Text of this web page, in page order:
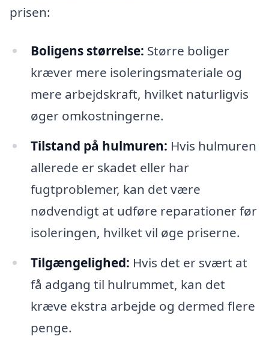
prisen:
Boligens størrelse: Større boliger
kræver mere isoleringsmateriale og
mere arbejdskraft, hvilket naturligvis
øger omkostningerne.
Tilstand på hulmuren: Hvis hulmuren
allerede er skadet eller har
fugtproblemer, kan det være
nødvendigt at udføre reparationer før
isoleringen, hvilket vil øge priserne.
Tilgængelighed: Hvis det er svært at
få adgang til hulrummet, kan det
kræve ekstra arbejde og dermed flere
penge.